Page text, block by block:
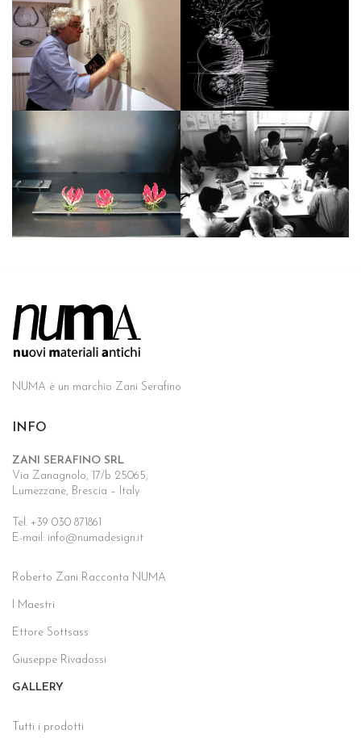
NUMA è un marchio Zani Serafino
INFO
ZANI SERAFINO SRL
Via Zanagnolo, 17/b 25065,
Lumezzane, Brescia – Italy
Tel. +39 030 871861
E-mail: info@numadesign.it
Roberto Zani Racconta NUMA
I Maestri
Ettore Sottsass
Giuseppe Rivadossi
GALLERY
Tutti i prodotti